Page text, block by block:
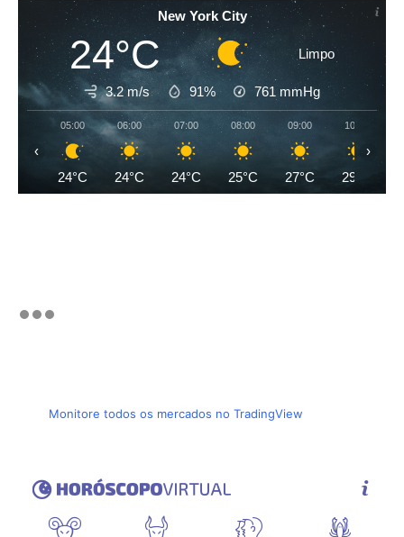
New York City
24°C Limpo
3.2 m/s 91% 761 mmHg
05:00
24°C
06:00
24°C
07:00
24°C
08:00
25°C
09:00
27°C
10:00
29°C
‹ ›
Monitore todos os mercados no TradingView